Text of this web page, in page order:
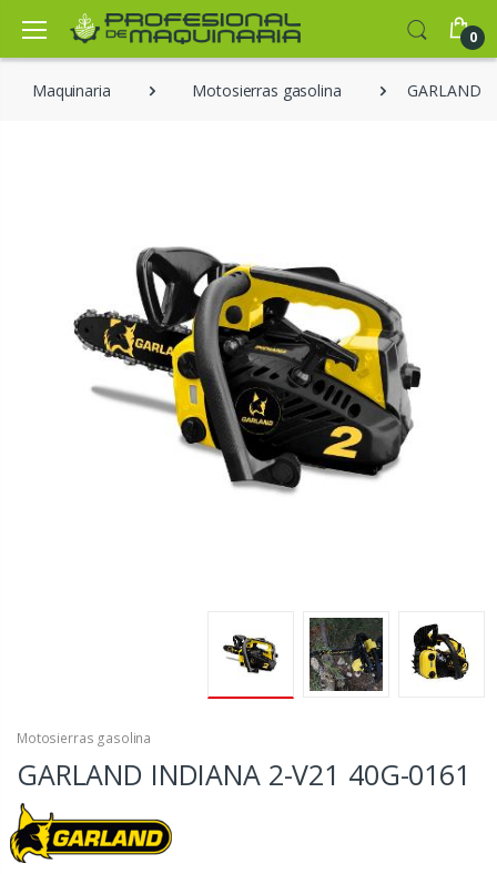
0
Maquinaria Motosierras gasolina GARLAND
Motosierras gasolina
GARLAND INDIANA 2-V21 40G-0161